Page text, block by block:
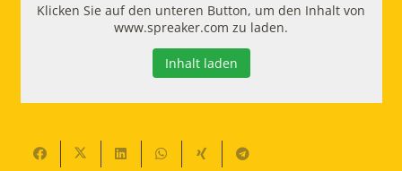
Klicken Sie auf den unteren Button, um den Inhalt von
www.spreaker.com zu laden.
Inhalt laden